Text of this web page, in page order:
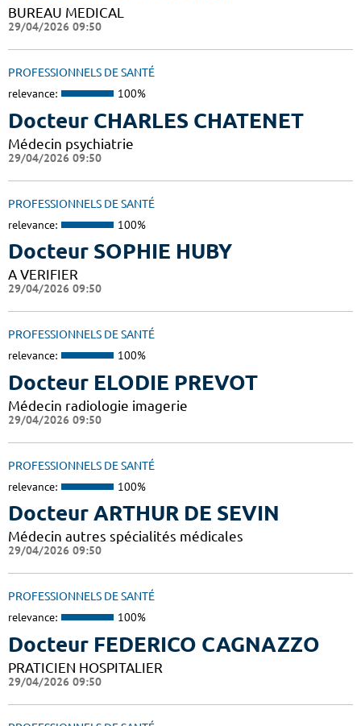
BUREAU MEDICAL
29/04/2026 09:50
PROFESSIONNELS DE SANTÉ
relevance: 100%
Docteur CHARLES CHATENET
Médecin psychiatrie
29/04/2026 09:50
PROFESSIONNELS DE SANTÉ
relevance: 100%
Docteur SOPHIE HUBY
A VERIFIER
29/04/2026 09:50
PROFESSIONNELS DE SANTÉ
relevance: 100%
Docteur ELODIE PREVOT
Médecin radiologie imagerie
29/04/2026 09:50
PROFESSIONNELS DE SANTÉ
relevance: 100%
Docteur ARTHUR DE SEVIN
Médecin autres spécialités médicales
29/04/2026 09:50
PROFESSIONNELS DE SANTÉ
relevance: 100%
Docteur FEDERICO CAGNAZZO
PRATICIEN HOSPITALIER
29/04/2026 09:50